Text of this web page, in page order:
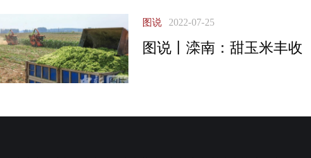
图说 2022-07-25
图说丨滦南：甜玉米丰收